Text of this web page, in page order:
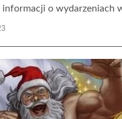
informacji o wydarzeniach